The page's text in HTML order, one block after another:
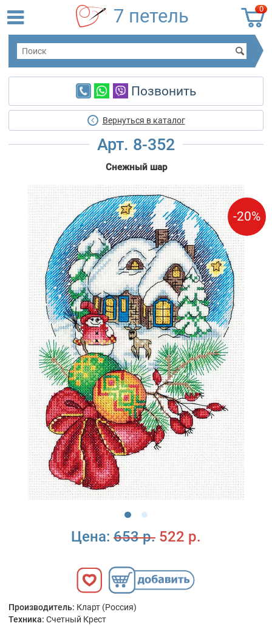
0
7 петель
Позвонить
Вернуться в каталог
Арт. 8-352
Снежный шар
-20%
Цена: 653 р. 522 р.
Производитель: Кларт (Россия)
Техника: Счетный Крест